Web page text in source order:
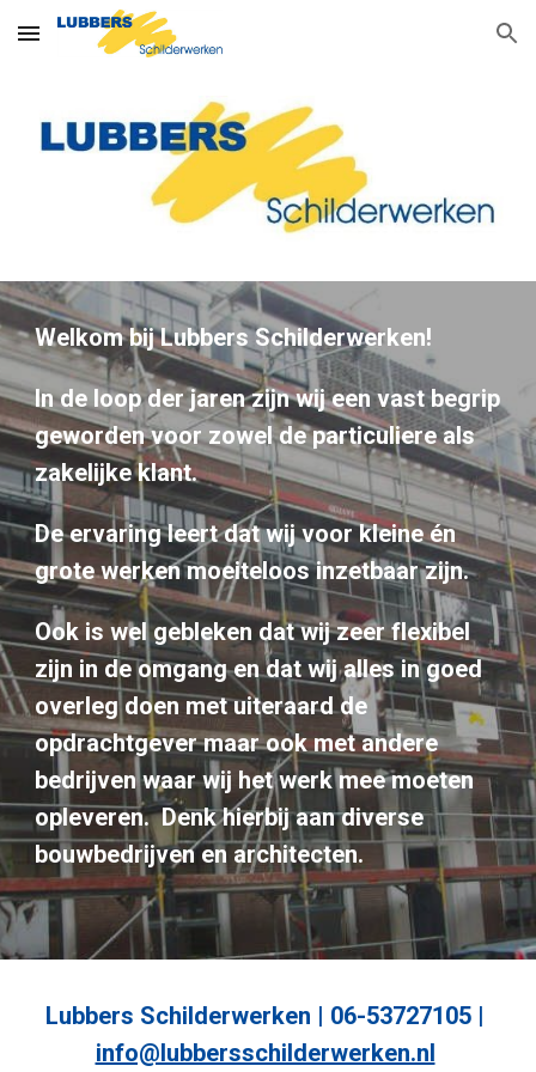
Skip to main content Skip to navigation
Welkom bij Lubbers Schilderwerken!
In de loop der jaren zijn wij een vast begrip
geworden voor zowel de particuliere als
zakelijke klant.
De ervaring leert dat wij voor kleine én
grote werken moeiteloos inzetbaar zijn.
Ook is wel gebleken dat wij zeer flexibel
zijn in de omgang en dat wij alles in goed
overleg doen met uiteraard de
opdrachtgever maar ook met andere
bedrijven waar wij het werk mee moeten
opleveren.  Denk hierbij aan diverse
bouwbedrijven en architecten.
info@lubbersschilderwerken.nl